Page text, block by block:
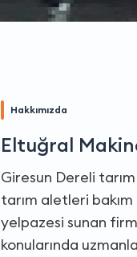
Hakkımızda
Eltuğral
Giresun Dereli
tarım aletleri
yelpazesi sunan
konularında